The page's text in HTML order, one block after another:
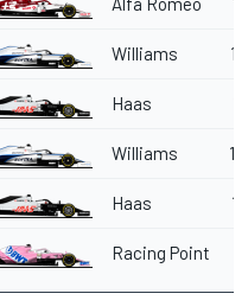
Williams
Haas
Williams
Haas
Racing Point